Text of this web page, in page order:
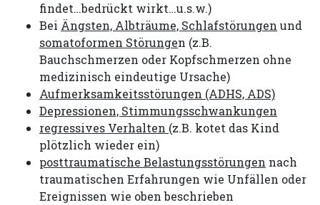
findet…bedrückt wirkt…u.s.w.)
Bei Ängsten, Albträume, Schlafstörungen und
somatoformen Störungen (z.B.
Bauchschmerzen oder Kopfschmerzen ohne
medizinisch eindeutige Ursache)
Aufmerksamkeitsstörungen (ADHS, ADS)
Depressionen, Stimmungsschwankungen
regressives Verhalten (z.B. kotet das Kind
plötzlich wieder ein)
posttraumatische Belastungsstörungen nach
traumatischen Erfahrungen wie Unfällen oder
Ereignissen wie oben beschrieben